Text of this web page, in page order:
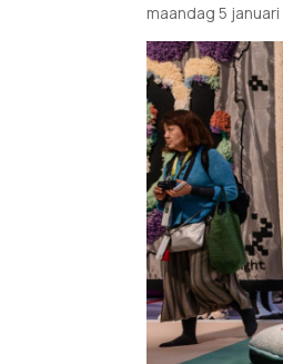
maandag 5 januari